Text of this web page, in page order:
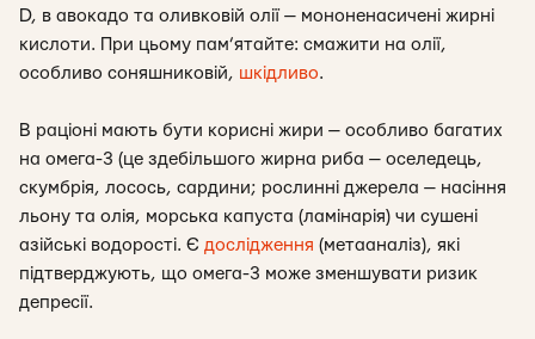
D, в авокадо та оливковій олії — мононенасичені жирні
кислоти. При цьому пам’ятайте: смажити на олії,
особливо соняшниковій, шкідливо.
В раціоні мають бути корисні жири — особливо багатих
на омега-3 (це здебільшого жирна риба — оселедець,
скумбрія, лосось, сардини; рослинні джерела — насіння
льону та олія, морська капуста (ламінарія) чи сушені
азійські водорості. Є дослідження (метааналіз), які
підтверджують, що омега-3 може зменшувати ризик
депресії.